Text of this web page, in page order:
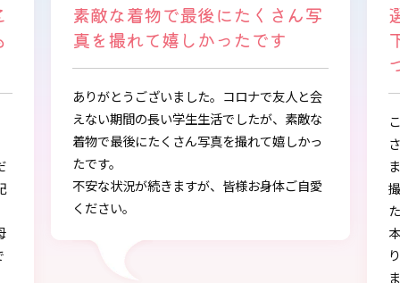
選ぶ時から色々と親身になって
下さり、自分に似合うものを見
つけることができました
この度は、とても素敵な着物・袴をご提供下
さりありがとうございました。
また、早朝からの着付、ヘアアレンジ、写真
撮影もしていただき、ありがとうございまし
た。